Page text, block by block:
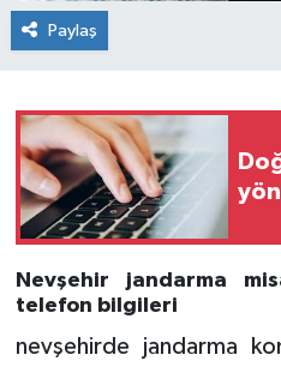
Paylaş
Nevşehir jandarma
telefon bilgileri
nevşehirde jandarma